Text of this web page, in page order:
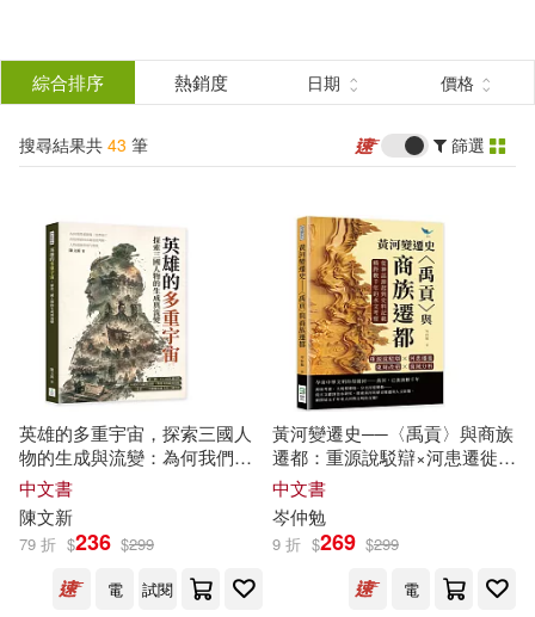
結
分類 (單選)
所有商品(43) 圖書(35)
影音(1) 電子書(5)
有聲書(2)
作者 (可複選)
載道文化(23) 岑仲勉(3)
李繼強(2)
老桐(2) 陳文新(2)
展開
綜合排序 熱銷度 日期 價格
搜尋結果共 43 筆 篩選
英雄的多重宇宙，探索三國人
物的生成與流變：為何我們愛
劉備、恨曹操?看經典如何承
道 德判斷、人物愛憎與時代想
像
中文書
陳文新
79 折 $236 $299
電
試閱
黃河變遷史──〈禹貢〉與商族
遷都：重源說駁辯×河患遷徙×
東周改道×流域分析，從神話源
起到史料記載，橫跨數千年的
水文考察
中文書
岑仲勉
9 折 $269 $299
電